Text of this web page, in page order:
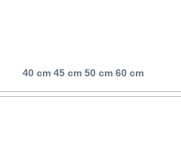
40 cm 45 cm 50 cm 60 cm